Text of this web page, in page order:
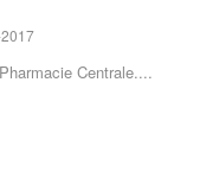
Centrale....